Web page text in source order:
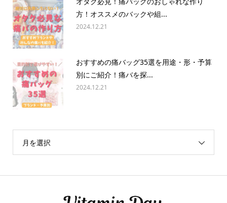
方！オススメのバックや組...
2024.12.21
おすすめの痛バッグ35選を用途・形・予算
別にご紹介！痛バを探...
2024.12.21
月を選択